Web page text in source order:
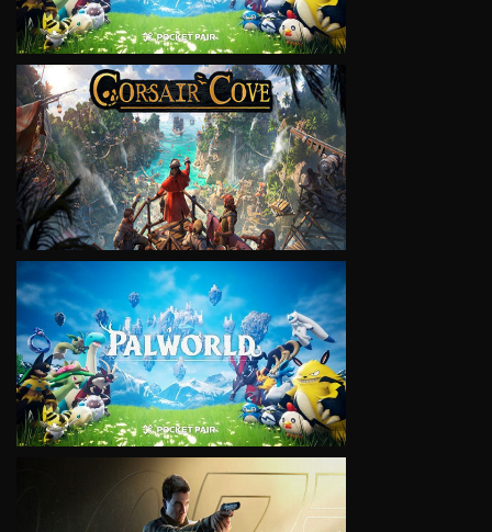
VIEW
VIEW